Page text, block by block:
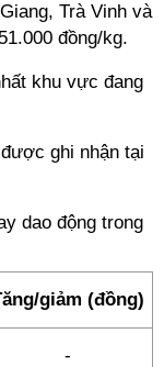
Trà Vinh và
đồng/kg.
khu vực đang
ghi nhận tại
dao động trong
giảm (đồng)
-